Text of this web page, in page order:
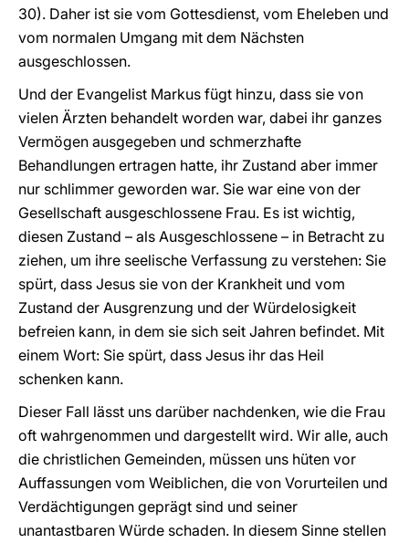
30). Daher ist sie vom Gottesdienst, vom Eheleben und
vom normalen Umgang mit dem Nächsten
ausgeschlossen.
Und der Evangelist Markus fügt hinzu, dass sie von
vielen Ärzten behandelt worden war, dabei ihr ganzes
Vermögen ausgegeben und schmerzhafte
Behandlungen ertragen hatte, ihr Zustand aber immer
nur schlimmer geworden war. Sie war eine von der
Gesellschaft ausgeschlossene Frau. Es ist wichtig,
diesen Zustand – als Ausgeschlossene – in Betracht zu
ziehen, um ihre seelische Verfassung zu verstehen: Sie
spürt, dass Jesus sie von der Krankheit und vom
Zustand der Ausgrenzung und der Würdelosigkeit
befreien kann, in dem sie sich seit Jahren befindet. Mit
einem Wort: Sie spürt, dass Jesus ihr das Heil
schenken kann.
Dieser Fall lässt uns darüber nachdenken, wie die Frau
oft wahrgenommen und dargestellt wird. Wir alle, auch
die christlichen Gemeinden, müssen uns hüten vor
Auffassungen vom Weiblichen, die von Vorurteilen und
Verdächtigungen geprägt sind und seiner
unantastbaren Würde schaden. In diesem Sinne stellen